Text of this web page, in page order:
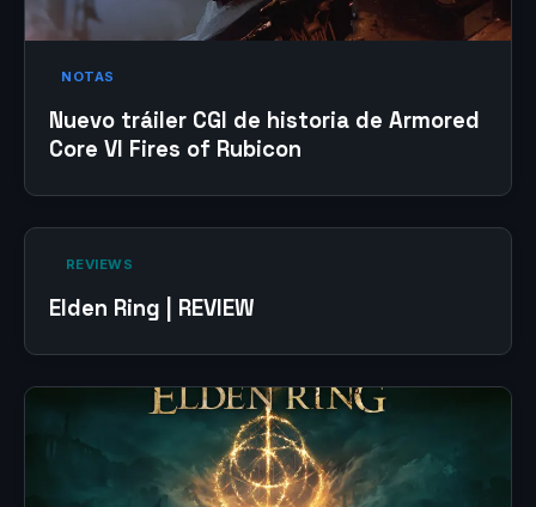
NOTAS
Nuevo tráiler CGI de historia de Armored
Core VI Fires of Rubicon
‎ REVIEWS‎
Elden Ring | REVIEW